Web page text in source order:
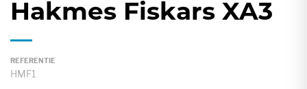
Ga
het
begin
van
Hakmes Fiskars XA3
REFERENTIE
HMF1